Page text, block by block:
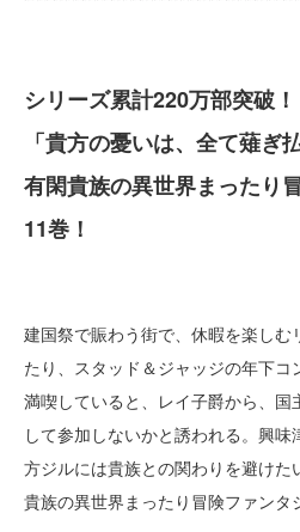
シリーズ累計220万部突破！
「貴方の憂いは、全て薙ぎ
有閑貴族の異世界まったり
11巻！
建国祭で賑わう街で、休暇を楽しむ
たり、スタッド＆ジャッジの年下コ
満喫していると、レイ子爵から、国
して参加しないかと誘われる。興
方ジルには貴族との関わりを避け
貴族の異世界まったり冒険ファンタ